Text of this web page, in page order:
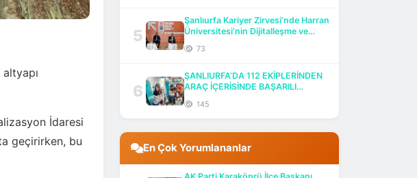
İdaresi
geçirirken, bu
5
Şanlıurfa Kariyer Zirvesi’nde Harran
Üniversitesi’nin Dijitalleşme ve
73
6
ŞANLIURFA’DA 112 EKİPLERİNDEN
ARAÇ İÇERİSİNDE BAŞARILI
145
En Çok Yorumlananlar